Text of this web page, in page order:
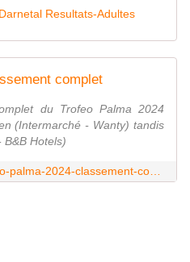
Resultats-Adultes
complet
du Trofeo Palma 2024
(Intermarché - Wanty) tandis
B&B Hotels)